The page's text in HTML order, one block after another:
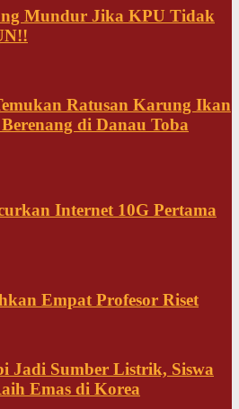
Mundur Jika KPU Tidak
Ratusan Karung Ikan
di Danau Toba
Internet 10G Pertama
Empat Profesor Riset
Jadi Sumber Listrik, Siswa
Emas di Korea